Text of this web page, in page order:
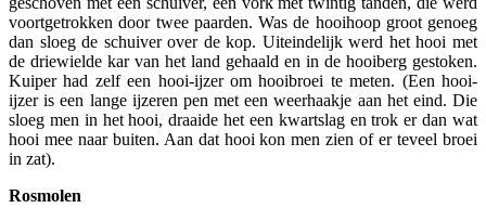
voortgetrokken door twee paarden. Was de hooihoop groot genoeg
dan sloeg de schuiver over de kop. Uiteindelijk werd het hooi met
de driewielde kar van het land gehaald en in de hooiberg gestoken.
Kuiper had zelf een hooi-ijzer om hooibroei te meten. (Een hooi-
ijzer is een lange ijzeren pen met een weerhaakje aan het eind. Die
sloeg men in het hooi, draaide het een kwartslag en trok er dan wat
hooi mee naar buiten. Aan dat hooi kon men zien of er teveel broei
in zat).
Rosmolen